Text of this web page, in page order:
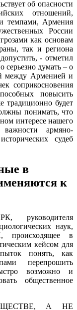
об опасности
отношений,
темпами, Армения
России
как основам
так и региона
- отметил
думать – о
между Арменией и
соприкосновения
повысить
традиционно будет
понимать, что
интересе нашего
армяно-
судеб
в
к
руководителя
наук,
происходящее в
кейсом для
понять, как
перепрошить
возможно и
общественное
А НЕ